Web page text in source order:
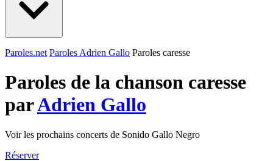
Paroles.net Paroles Adrien Gallo Paroles caresse
Paroles de la chanson caresse
parAdrien Gallo
Voir les prochains concerts de Sonido Gallo Negro
Réserver